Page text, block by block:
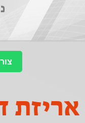
אריזת